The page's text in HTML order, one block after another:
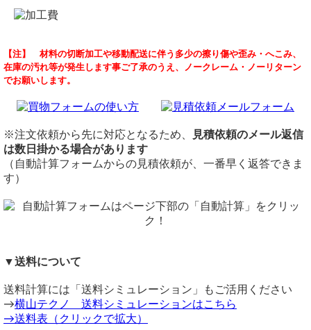
鉄製エキスパンドメタルの各板厚・メッシュ形状での希望寸
法での切り売りとなります。
エキスパンドメタルは、金属板をエキスパンド製造機によっ
て千鳥状に切れ目を入れながら押し広げ、その切れ目を菱形
や亀甲形に成形したメッシュ状の金属です。
一枚の板状なので網目がもつれたり、ほどけません。無壁面
と比べ防音、防風効果、又侵入者に対する防壁となります。
内装・外装の建材だけでなくガーデニングやDIY、フィルタ
ーや溝の落ち葉止めなど幅広い用途に活躍します。また
XG（グレーディング用）材は床材や踏み板としても活用で
きます。
ます。
一般的に、人の通過には4.5mm厚（XG-21）以上、車・バイ
クの通過には6mm厚（XG-22）以上が目安となります。
鉄 エキスパンドメタル
規格・材質
規格：JIS-G3351
材質：鉄（スチール） 表面：無塗装
3x6（914mmx1,829mm) 4x8(1,219mmx2,438mm)
切断
丸のこ切断費：1600円/枚～
切断公差：±1～5mm
※メッシュ配列の向きは「タタミ目」「ソロバン目」より選
※4.5mm以上の厚みは、幅2000mmを超えるカットの場合は
加工
加工不可
配送について
（ 2025/03/26 ）
鉄 エキスパンドメタルの定尺の金額と、送料をしりたいです。
XS-33
エキスパンドメタルは3ｘ6定尺（914ｘ1829）と4ｘ8定尺（1219ｘ
価格は自動計算フォームから試算可能です。
送料はセイノースーパーエクスプレス便の営業所止めで、6900円/
枚となります。
法人ではなく個人でも購入することはできますでしょうか？
個人購入も可能です。
横山テクノでは、法人個人を問わず、最小15mm～、数量も1個から
注文を承っております。
【注】 材料の切断加工や移動配送に伴う多少の擦り傷や歪み・へこみ、
在庫の汚れ等が発生します事ご了承のうえ、ノークレーム・ノーリターン
でお願いします。
※注文依頼から先に対応となるため、
見積依頼のメール返信
は数日掛かる場合があります
（自動計算フォームからの見積依頼が、一番早く返答できま
す）
▼送料について
送料計算には「送料シミュレーション」もご活用ください
→横山テクノ 送料シミュレーションはこちら
→送料表（クリックで拡大）